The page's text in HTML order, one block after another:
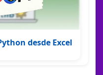
desde Excel